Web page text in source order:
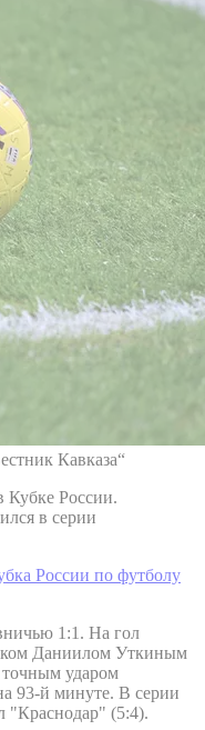
Кавказа“
Кубке России.
в серии
России по футболу
1:1. На гол
Даниилом Уткиным
ударом
93-й минуте. В серии
"Краснодар" (5:4).